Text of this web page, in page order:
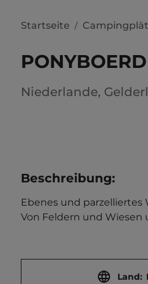
Startseite /
Niederlande,
Beschreibung:
Ebenes und
Von Feldern und
Land: